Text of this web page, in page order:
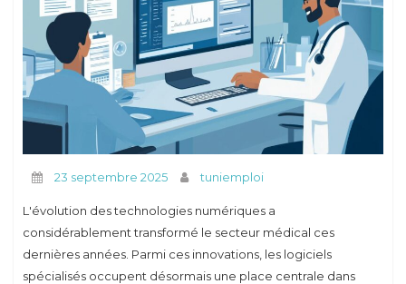
23 septembre 2025 tuniemploi
L'évolution des technologies numériques a
considérablement transformé le secteur médical ces
dernières années. Parmi ces innovations, les logiciels
spécialisés occupent désormais une place centrale dans